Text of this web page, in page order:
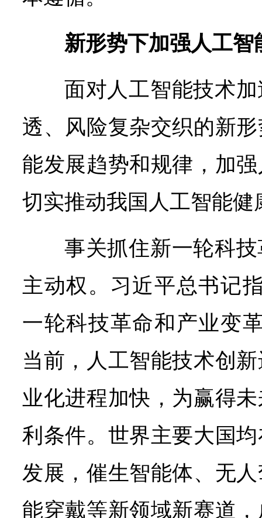
新形势下加强人工
面对人工智能技术
透、风险复杂交织的新
能发展趋势和规律，加
切实推动我国人工智能健
事关抓住新一轮科
主动权。习近平总书记
一轮科技革命和产业变
当前，人工智能技术创
业化进程加快，为赢得
利条件。世界主要大国
发展，催生智能体、无
能穿戴等新领域新赛道